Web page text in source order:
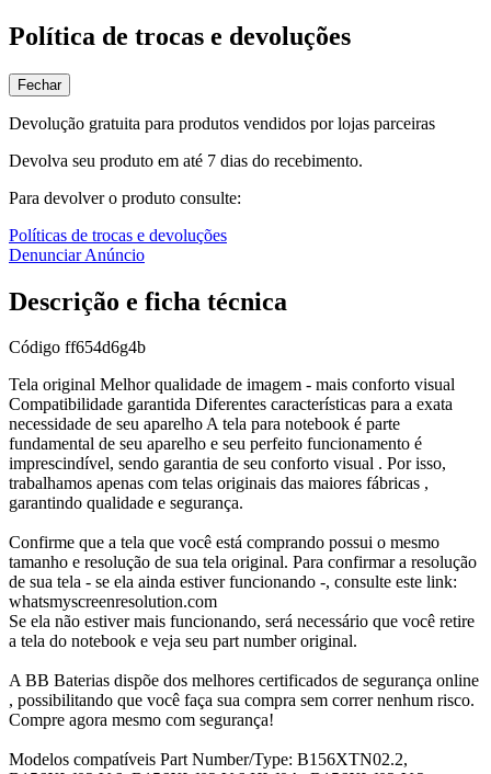
Política de trocas e devoluções
Fechar
Devolução gratuita para produtos vendidos por lojas parceiras
Devolva seu produto em até 7 dias do recebimento.
Para devolver o produto consulte:
Políticas de trocas e devoluções
Denunciar Anúncio
Descrição e ficha técnica
Código ff654d6g4b
Tela original Melhor qualidade de imagem - mais conforto visual
Compatibilidade garantida Diferentes características para a exata
necessidade de seu aparelho A tela para notebook é parte
fundamental de seu aparelho e seu perfeito funcionamento é
imprescindível, sendo garantia de seu conforto visual . Por isso,
trabalhamos apenas com telas originais das maiores fábricas ,
garantindo qualidade e segurança.
Confirme que a tela que você está comprando possui o mesmo
tamanho e resolução de sua tela original. Para confirmar a resolução
de sua tela - se ela ainda estiver funcionando -, consulte este link:
whatsmyscreenresolution.com
Se ela não estiver mais funcionando, será necessário que você retire
a tela do notebook e veja seu part number original.
A BB Baterias dispõe dos melhores certificados de segurança online
, possibilitando que você faça sua compra sem correr nenhum risco.
Compre agora mesmo com segurança!
Modelos compatíveis Part Number/Type: B156XTN02.2,